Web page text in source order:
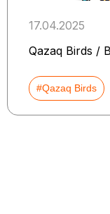
17.04.2025
Qazaq Birds /
#Qazaq Birds